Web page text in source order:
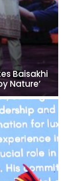
Baisakhi
Nature’